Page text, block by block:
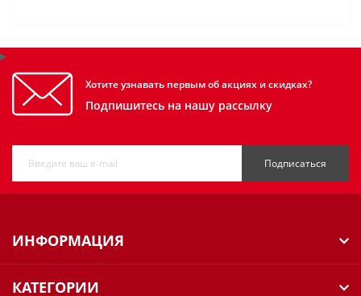
Хотите узнавать первым об акциях и скидках?
Подпишитесь на нашу рассылку
Подписаться
ИНФОРМАЦИЯ
КАТЕГОРИИ